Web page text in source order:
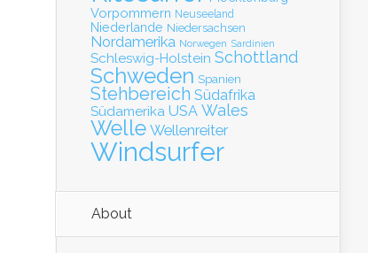
Vorpommern Neuseeland
Niederlande Niedersachsen
Nordamerika Norwegen Sardinien
Schleswig-Holstein Schottland
Schweden Spanien
Stehbereich Südafrika
Südamerika USA Wales
Welle Wellenreiter
Windsurfer
About